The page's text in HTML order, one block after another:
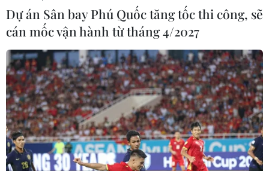
Dự án Sân bay Phú Quốc tăng tốc thi công, sẽ
cán mốc vận hành từ tháng 4/2027